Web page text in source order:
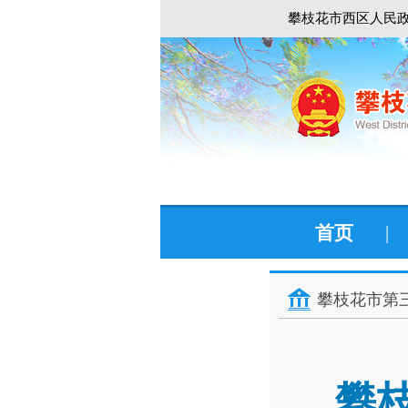
攀枝花市西区人民
首页 |
攀枝花市第